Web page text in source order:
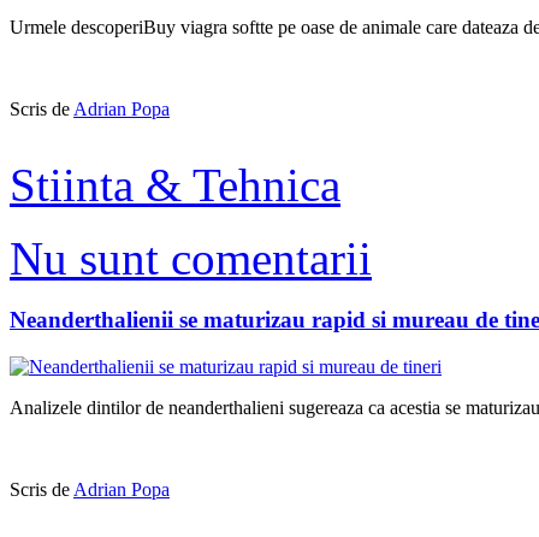
Urmele descoperiBuy viagra softte pe oase de animale care
Scris deAdrian Popa
Stiinta & Tehnica
Nu sunt comentarii
Neanderthalienii se maturizau rapid si mureau de
Analizele dintilor de neanderthalieni sugereaza ca acestia se
Scris de Adrian Popa